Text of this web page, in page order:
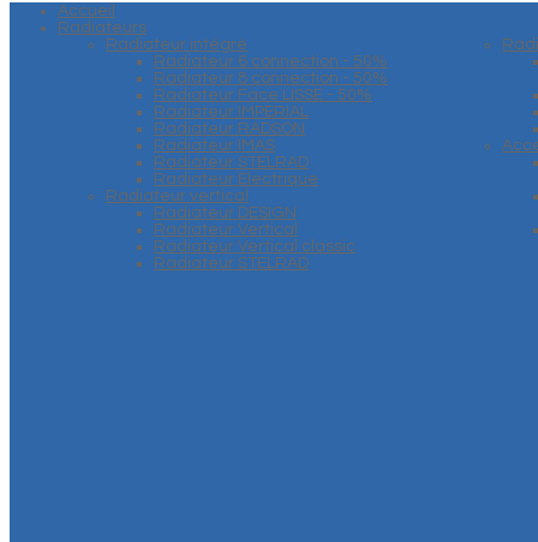
Accueil
Radiateurs
Radiateur intégré
Radiateur 6 connection - 50%
Radiateur 8 connection - 50%
Radiateur Face LISSE - 50%
Radiateur IMPERIAL
Radiateur RADSON
Radiateur IMAS
Radiateur STELRAD
Radiateur Electrique
Radiateur vertical
Radiateur DESIGN
Radiateur Vertical
Radiateur Vertical classic
Radiateur STELRAD